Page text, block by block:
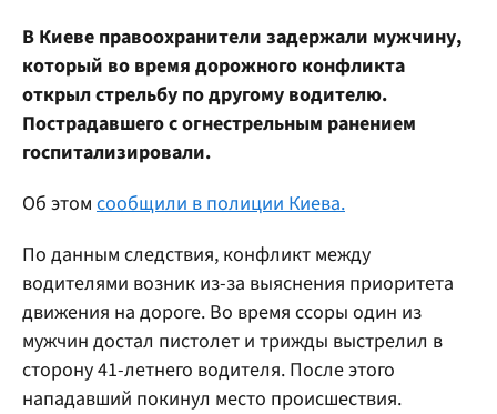
В Киеве правоохранители задержали мужчину,
который во время дорожного конфликта
открыл стрельбу по другому водителю.
Пострадавшего с огнестрельным ранением
госпитализировали.
Об этом сообщили в полиции Киева.
По данным следствия, конфликт между
водителями возник из-за выяснения приоритета
движения на дороге. Во время ссоры один из
мужчин достал пистолет и трижды выстрелил в
сторону 41-летнего водителя. После этого
нападавший покинул место происшествия.